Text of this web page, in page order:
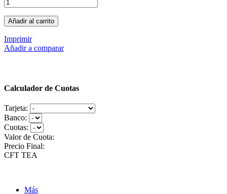
Añadir al carrito
Imprimir
Añadir a comparar
Calculador de Cuotas
Tarjeta:
Banco:
Cuotas:
Valor de Cuota:
Precio Final:
CFT TEA
Más